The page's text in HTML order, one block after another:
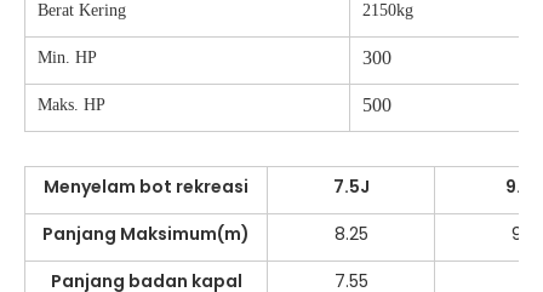
Berat Kering 2150kg
Min. HP 300
Maks. HP 500
Menyelam bot rekreasi 7.5J
9.0J
Panjang Maksimum(m)
8.25
9.6
Panjang badan kapal
7.55